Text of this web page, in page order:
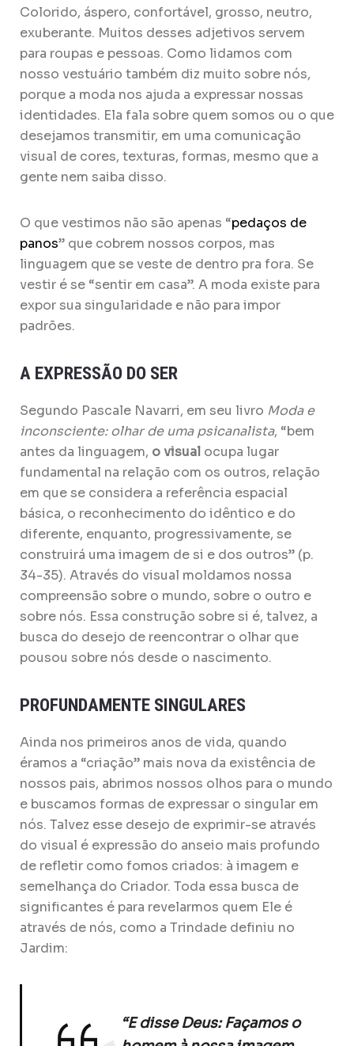
Colorido, áspero, confortável, grosso, neutro,
exuberante. Muitos desses adjetivos servem
para roupas e pessoas. Como lidamos com
nosso vestuário também diz muito sobre nós,
porque a moda nos ajuda a expressar nossas
identidades. Ela fala sobre quem somos ou o que
desejamos transmitir, em uma comunicação
visual de cores, texturas, formas, mesmo que a
gente nem saiba disso.
O que vestimos não são apenas “pedaços de
panos” que cobrem nossos corpos, mas
linguagem que se veste de dentro pra fora. Se
vestir é se “sentir em casa”. A moda existe para
expor sua singularidade e não para impor
padrões.
A EXPRESSÃO DO SER
Segundo Pascale Navarri, em seu livro Moda e
inconsciente: olhar de uma psicanalista, “bem
antes da linguagem, o visual ocupa lugar
fundamental na relação com os outros, relação
em que se considera a referência espacial
básica, o reconhecimento do idêntico e do
diferente, enquanto, progressivamente, se
construirá uma imagem de si e dos outros” (p.
34-35). Através do visual moldamos nossa
compreensão sobre o mundo, sobre o outro e
sobre nós. Essa construção sobre si é, talvez, a
busca do desejo de reencontrar o olhar que
pousou sobre nós desde o nascimento.
PROFUNDAMENTE SINGULARES
Ainda nos primeiros anos de vida, quando
éramos a “criação” mais nova da existência de
nossos pais, abrimos nossos olhos para o mundo
e buscamos formas de expressar o singular em
nós. Talvez esse desejo de exprimir-se através
do visual é expressão do anseio mais profundo
de refletir como fomos criados: à imagem e
semelhança do Criador. Toda essa busca de
significantes é para revelarmos quem Ele é
através de nós, como a Trindade definiu no
Jardim:
“E disse Deus: Façamos o